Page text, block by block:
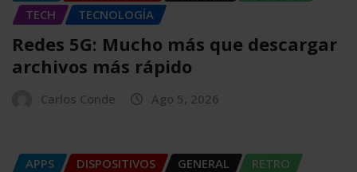
TECH
TECNOLOGÍA
Redes 5G: Mucho más que descargar
archivos más rápido
Carlos Conde Ago 5, 2026
APPS DISPOSITIVOS GENERAL
RETRO